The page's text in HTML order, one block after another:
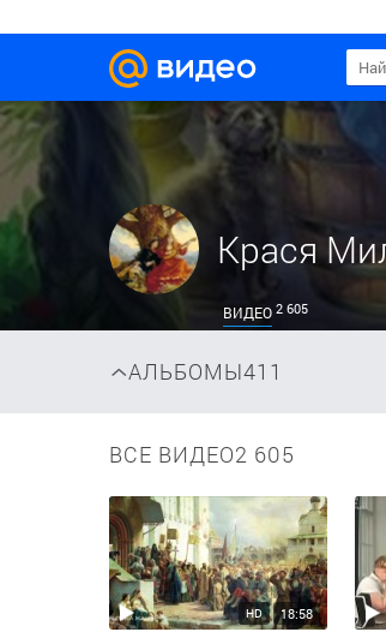
Крася
ВИДЕО 2 605
АЛЬБОМЫ411
ВСЕ ВИДЕО2 605
18:58
HD